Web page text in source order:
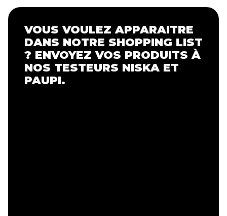
VOUS VOULEZ APPARAITRE
DANS NOTRE SHOPPING LIST
? ENVOYEZ VOS PRODUITS À
NOS TESTEURS NISKA ET
PAUPI.